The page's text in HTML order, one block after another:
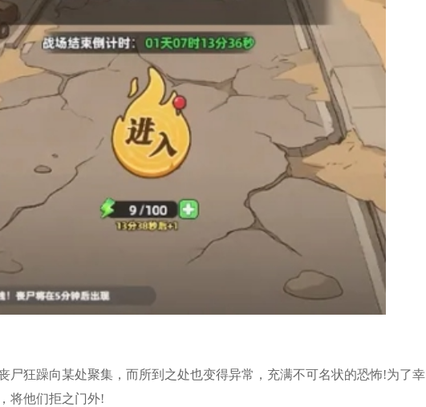
狂躁向某处聚集，而所到之处也变得异常，充满不可名状的恐怖!为了幸
将他们拒之门外!